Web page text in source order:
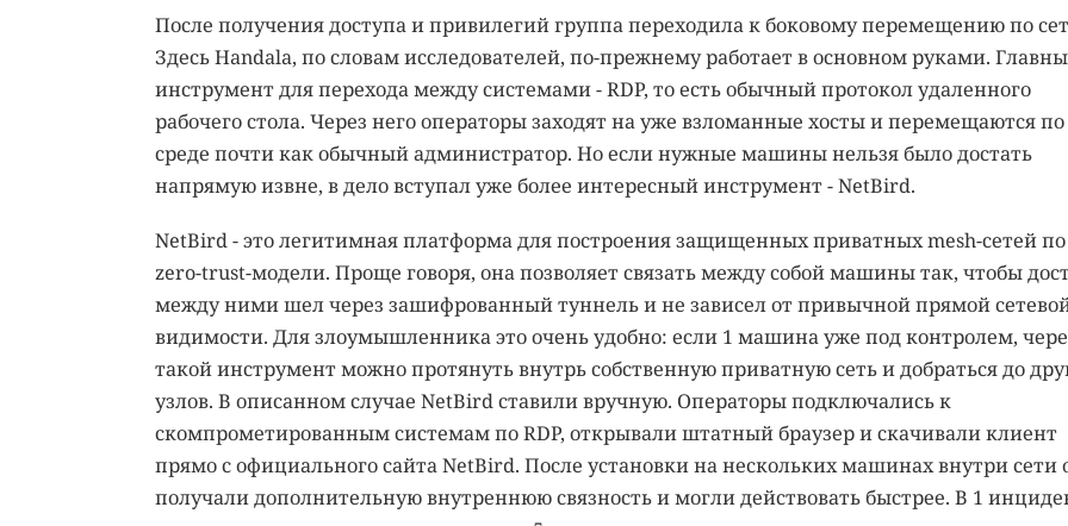
После получения доступа и привилегий группа переходила к боковому перемещению по
Здесь Handala, по словам исследователей, по-прежнему работает в основном руками.
инструмент для перехода между системами - RDP, то есть обычный протокол удаленного
рабочего стола. Через него операторы заходят на уже взломанные хосты и перемещаются по
среде почти как обычный администратор. Но если нужные машины нельзя было достать
напрямую извне, в дело вступал уже более интересный инструмент - NetBird.
NetBird - это легитимная платформа для построения защищенных приватных mesh-сетей по
zero-trust-модели. Проще говоря, она позволяет связать между собой машины так, чтобы
между ними шел через зашифрованный туннель и не зависел от привычной прямой
видимости. Для злоумышленника это очень удобно: если 1 машина уже под контролем,
такой инструмент можно протянуть внутрь собственную приватную сеть и добраться до
узлов. В описанном случае NetBird ставили вручную. Операторы подключались к
скомпрометированным системам по RDP, открывали штатный браузер и скачивали клиент
прямо с официального сайта NetBird. После установки на нескольких машинах внутри сети
получали дополнительную внутреннюю связность и могли действовать быстрее. В 1